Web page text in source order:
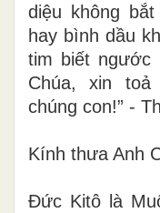
diệu không
hay bình dầu
tim biết ngước
Chúa, xin
chúng con!” -
Kính thưa Anh
Đức Kitô là